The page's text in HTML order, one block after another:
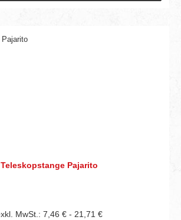
Teleskopstange Pajarito
MwSt.: 7,46 € - 21,71 €